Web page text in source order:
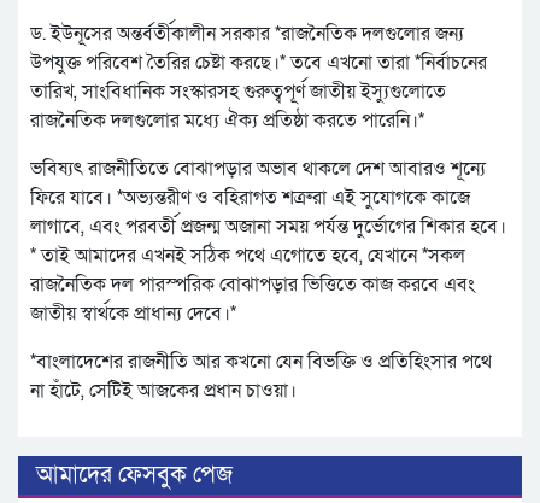
ড. ইউনূসের অন্তর্বর্তীকালীন সরকার *রাজনৈতিক দলগুলোর জন্য
উপযুক্ত পরিবেশ তৈরির চেষ্টা করছে।* তবে এখনো তারা *নির্বাচনের
তারিখ, সাংবিধানিক সংস্কারসহ গুরুত্বপূর্ণ জাতীয় ইস্যুগুলোতে
রাজনৈতিক দলগুলোর মধ্যে ঐক্য প্রতিষ্ঠা করতে পারেনি।*
ভবিষ্যৎ রাজনীতিতে বোঝাপড়ার অভাব থাকলে দেশ আবারও শূন্যে
ফিরে যাবে। *অভ্যন্তরীণ ও বহিরাগত শত্রুরা এই সুযোগকে কাজে
লাগাবে, এবং পরবর্তী প্রজন্ম অজানা সময় পর্যন্ত দুর্ভোগের শিকার হবে।
* তাই আমাদের এখনই সঠিক পথে এগোতে হবে, যেখানে *সকল
রাজনৈতিক দল পারস্পরিক বোঝাপড়ার ভিত্তিতে কাজ করবে এবং
জাতীয় স্বার্থকে প্রাধান্য দেবে।*
*বাংলাদেশের রাজনীতি আর কখনো যেন বিভক্তি ও প্রতিহিংসার পথে
না হাঁটে, সেটিই আজকের প্রধান চাওয়া।
আমাদের ফেসবুক পেজ